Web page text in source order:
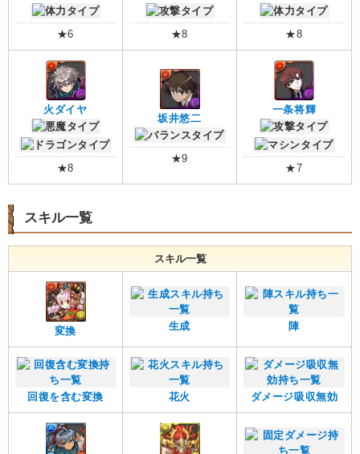
★6 ★8 ★8
火ダイヤ
★8
坂井悠二
★9
一条将輝
★7
スキル一覧
スキル一覧
変換 生成 陣
回復を含む変換 花火 ダメージ吸収無効